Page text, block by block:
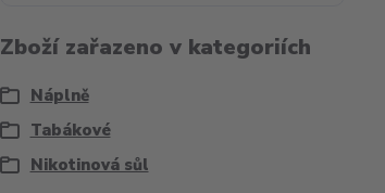
Zboží zařazeno v kategoriích
Náplně
Tabákové
Nikotinová sůl